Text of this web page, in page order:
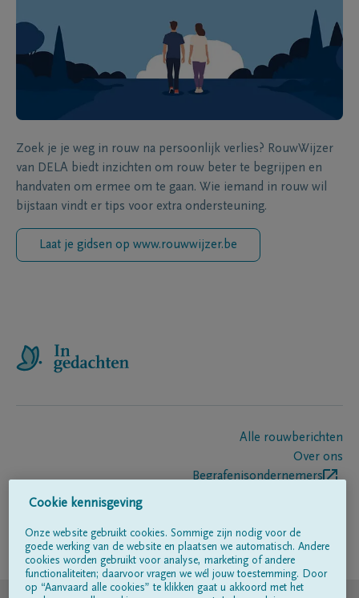
Zoek je je weg in rouw na persoonlijk verlies? RouwWijzer
van DELA biedt inzichten om rouw beter te begrijpen en
handvaten om ermee om te gaan. Wie iemand in rouw wil
bijstaan vindt er tips voor extra ondersteuning.
Laat je gidsen op www.rouwwijzer.be
Alle rouwberichten
Over ons
Begrafenisondernemers
Volg ons op
Cookie kennisgeving
Onze website gebruikt cookies. Sommige zijn nodig voor de
goede werking van de website en plaatsen we automatisch. Andere
cookies worden gebruikt voor analyse, marketing of andere
functionaliteiten; daarvoor vragen we wél jouw toestemming. Door
op “Aanvaard alle cookies” te klikken gaat u akkoord met het